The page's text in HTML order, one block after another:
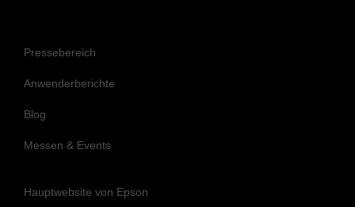
Pressebereich
Anwenderberichte
Blog
Messen & Events
Hauptwebsite von Epson